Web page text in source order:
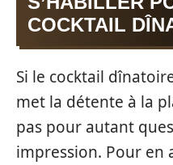
COCKTAIL
Si le cocktail
met la détente à la
pas pour autant
impression. Pour en